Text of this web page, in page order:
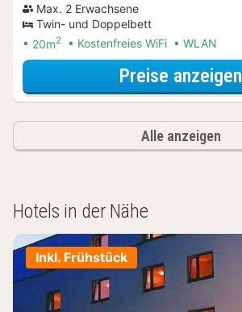
Max. 2 Erwachsene
Twin- und Doppelbett
20m2 Kostenfreies WiFi WLAN
Preise anzeigen
Alle anzeigen
Hotels in der Nähe
Inkl. Frühstück